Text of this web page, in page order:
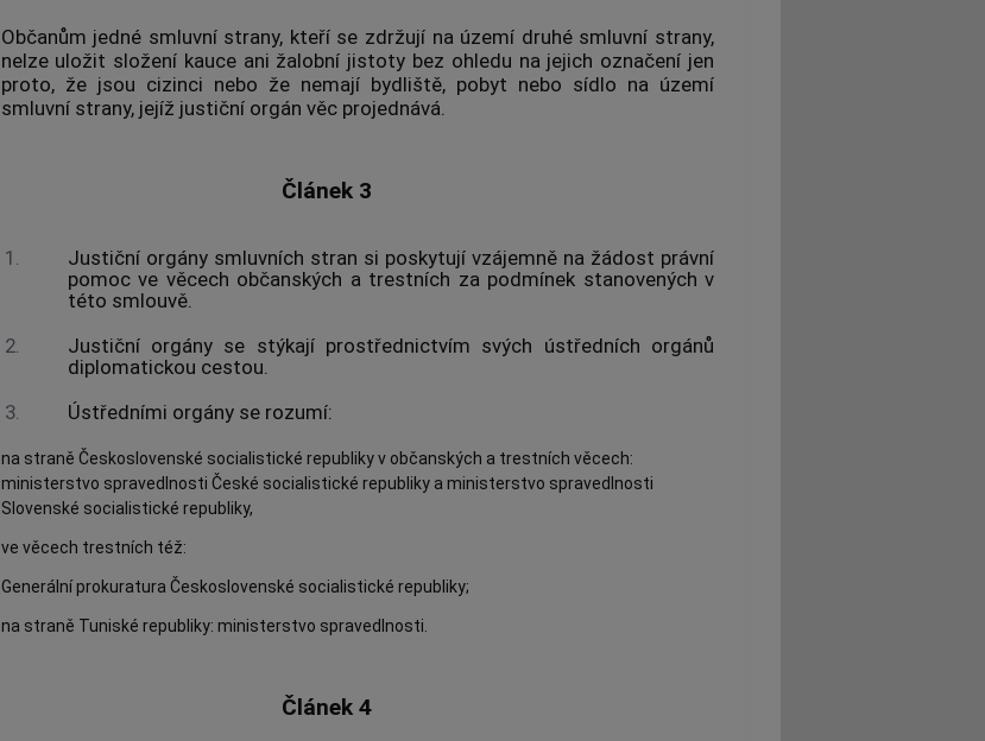
Občanům jedné smluvní strany, kteří se zdržují na území druhé smluvní strany,
nelze uložit složení kauce ani žalobní jistoty bez ohledu na jejich označení jen
proto, že jsou cizinci nebo že nemají bydliště, pobyt nebo sídlo na území
smluvní strany, jejíž justiční orgán věc projednává.
Článek 3
1.
Justiční orgány smluvních stran si poskytují vzájemně na žádost právní
pomoc ve věcech občanských a trestních za podmínek stanovených v
této smlouvě.
2.
Justiční orgány se stýkají prostřednictvím svých ústředních orgánů
diplomatickou cestou.
3.
Ústředními orgány se rozumí:
na straně Československé socialistické republiky v občanských a trestních věcech:
ministerstvo spravedlnosti České socialistické republiky a ministerstvo spravedlnosti
Slovenské socialistické republiky,
ve věcech trestních též:
Generální prokuratura Československé socialistické republiky;
na straně Tuniské republiky: ministerstvo spravedlnosti.
Článek 4